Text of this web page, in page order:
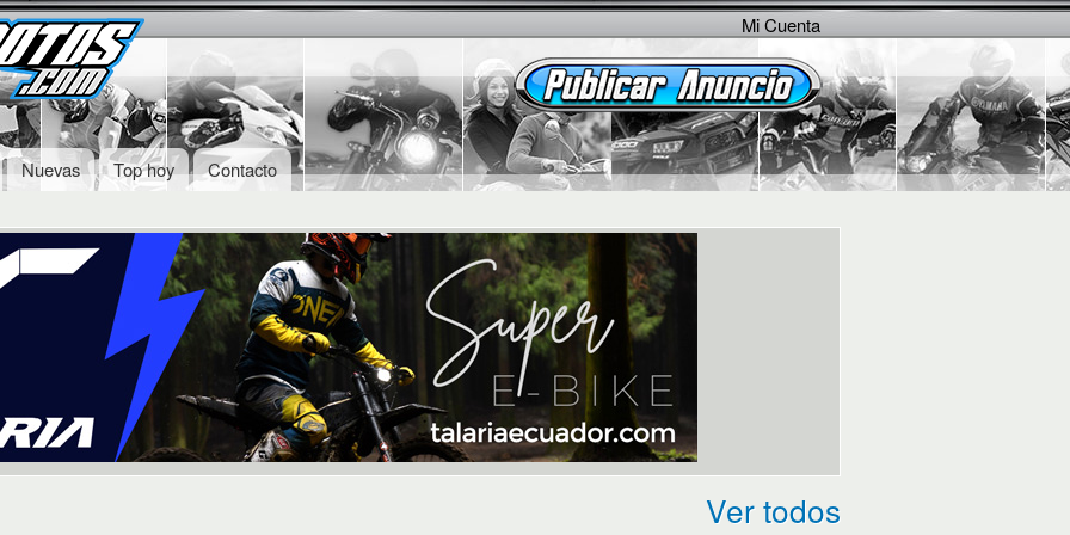
Skip to
main
content
Nuevas Top hoy Contacto
Secondary menu Mi Cuenta
Ver todos